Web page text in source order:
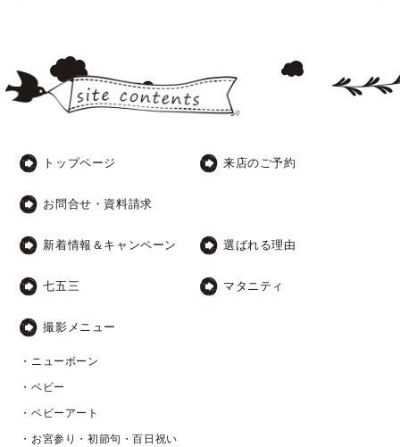
トップページ 来店のご予約
お問合せ・資料請求
新着情報＆キャンペーン 選ばれる理由
七五三 マタニティ
撮影メニュー
・ニューボーン
・ベビー
・ベビーアート
・お宮参り・初節句・百日祝い